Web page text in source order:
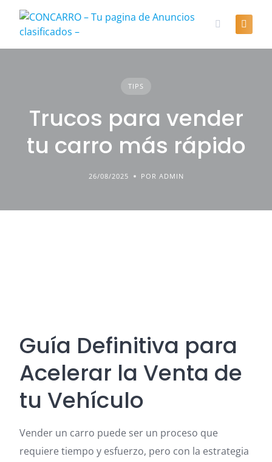
content
TIPS
Trucos para vender
tu carro más rápido
26/08/2025 POR ADMIN
Guía Definitiva para
Acelerar la Venta de
tu Vehículo
Vender un carro puede ser un proceso que
requiere tiempo y esfuerzo, pero con la estrategia